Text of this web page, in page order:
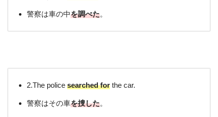
警察は車の中を調べた。
2.The police searched for the car.
警察はその車を捜した。